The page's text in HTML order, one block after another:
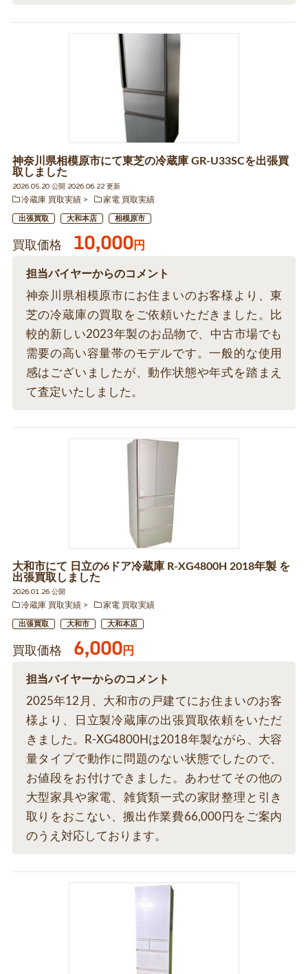
神奈川県相模原市にて東芝の冷蔵庫 GR-U33SCを出張買
取しました
2026.05.20 公開 2026.06.22 更新
冷蔵庫 買取実績
家電 買取実績
出張買取 大和本店 相模原市
買取価格 10,000円
担当バイヤーからのコメント
神奈川県相模原市にお住まいのお客様より、東
芝の冷蔵庫の買取をご依頼いただきました。比
較的新しい2023年製のお品物で、中古市場でも
需要の高い容量帯のモデルです。一般的な使用
感はございましたが、動作状態や年式を踏まえ
て査定いたしました。
大和市にて 日立の6ドア冷蔵庫 R-XG4800H 2018年製 を
出張買取しました
2026.01.26 公開
冷蔵庫 買取実績
家電 買取実績
出張買取 大和市 大和本店
買取価格 6,000円
担当バイヤーからのコメント
2025年12月、大和市の戸建てにお住まいのお客
様より、日立製冷蔵庫の出張買取依頼をいただ
きました。R-XG4800Hは2018年製ながら、大容
量タイプで動作に問題のない状態でしたので、
お値段をお付けできました。あわせてその他の
大型家具や家電、雑貨類一式の家財整理と引き
取りをおこない、搬出作業費66,000円をご案内
のうえ対応しております。